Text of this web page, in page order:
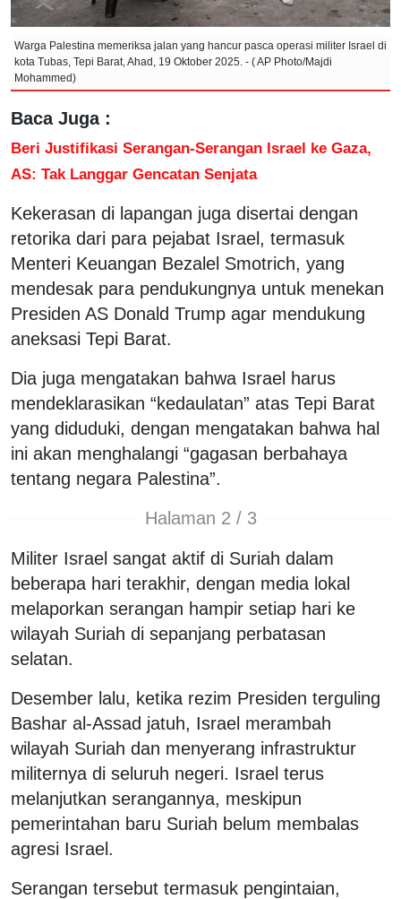
Warga Palestina memeriksa jalan yang hancur pasca operasi militer Israel di
kota Tubas, Tepi Barat, Ahad, 19 Oktober 2025. - ( AP Photo/Majdi
Mohammed)
Baca Juga :
Beri Justifikasi Serangan-Serangan Israel ke Gaza,
AS: Tak Langgar Gencatan Senjata
Kekerasan di lapangan juga disertai dengan
retorika dari para pejabat Israel, termasuk
Menteri Keuangan Bezalel Smotrich, yang
mendesak para pendukungnya untuk menekan
Presiden AS Donald Trump agar mendukung
aneksasi Tepi Barat.
Dia juga mengatakan bahwa Israel harus
mendeklarasikan “kedaulatan” atas Tepi Barat
yang diduduki, dengan mengatakan bahwa hal
ini akan menghalangi “gagasan berbahaya
tentang negara Palestina”.
Halaman 2 / 3
Militer Israel sangat aktif di Suriah dalam
beberapa hari terakhir, dengan media lokal
melaporkan serangan hampir setiap hari ke
wilayah Suriah di sepanjang perbatasan
selatan.
Desember lalu, ketika rezim Presiden terguling
Bashar al-Assad jatuh, Israel merambah
wilayah Suriah dan menyerang infrastruktur
militernya di seluruh negeri. Israel terus
melanjutkan serangannya, meskipun
pemerintahan baru Suriah belum membalas
agresi Israel.
Serangan tersebut termasuk pengintaian,